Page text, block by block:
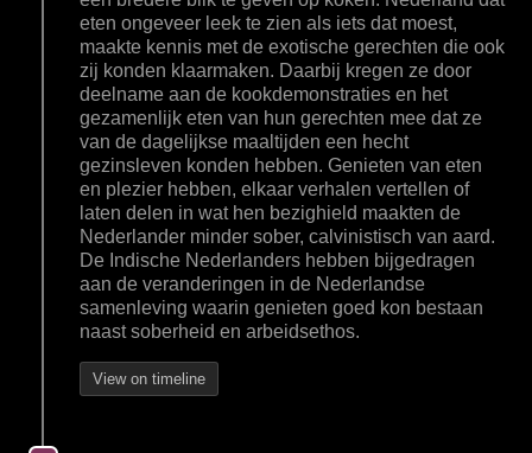
eten ongeveer leek te zien als iets dat moest,
maakte kennis met de exotische gerechten die ook
zij konden klaarmaken. Daarbij kregen ze door
deelname aan de kookdemonstraties en het
gezamenlijk eten van hun gerechten mee dat ze
van de dagelijkse maaltijden een hecht
gezinsleven konden hebben. Genieten van eten
en plezier hebben, elkaar verhalen vertellen of
laten delen in wat hen bezighield maakten de
Nederlander minder sober, calvinistisch van aard.
De Indische Nederlanders hebben bijgedragen
aan de veranderingen in de Nederlandse
samenleving waarin genieten goed kon bestaan
naast soberheid en arbeidsethos.
View on timeline